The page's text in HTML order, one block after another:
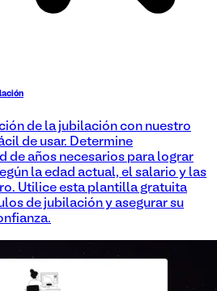
de la jubilación con nuestro
de usar. Determine
de años necesarios para lograr
la edad actual, el salario y las
Utilice esta plantilla gratuita
de jubilación y asegurar su